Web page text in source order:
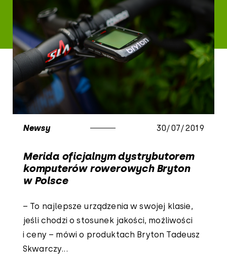
Newsy 30/07/2019
Merida oficjalnym dystrybutorem
komputerów rowerowych Bryton
w Polsce
– To najlepsze urządzenia w swojej klasie,
jeśli chodzi o stosunek jakości, możliwości
i ceny – mówi o produktach Bryton Tadeusz
Skwarczy...